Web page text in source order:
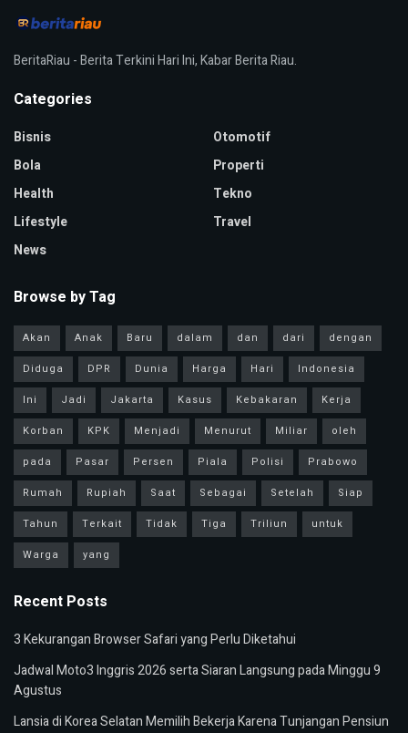
BeritaRiau - Berita Terkini Hari Ini, Kabar Berita Riau.
Categories
Bisnis
Bola
Health
Lifestyle
News
Otomotif
Properti
Tekno
Travel
Browse by Tag
Akan Anak Baru dalam dan dari
dengan
Diduga
DPR Dunia Harga Hari
Indonesia
Ini
Jadi Jakarta Kasus Kebakaran
Kerja
Korban
KPK Menjadi Menurut Miliar
oleh
pada
Pasar Persen Piala Polisi
Prabowo
Rumah
Rupiah Saat Sebagai Setelah
Siap
Tahun
Terkait Tidak Tiga Triliun
untuk
Warga
yang
Recent Posts
3 Kekurangan Browser Safari yang Perlu Diketahui
Jadwal Moto3 Inggris 2026 serta Siaran Langsung pada Minggu 9
Agustus
Lansia di Korea Selatan Memilih Bekerja Karena Tunjangan Pensiun